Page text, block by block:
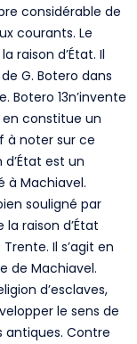
considérable de
courants. Le
raison d’État. Il
G. Botero dans
Botero 13n’invente
en constitue un
à noter sur ce
est un
à Machiavel.
souligné par
raison d’État
Il s’agit en
de Machiavel.
d’esclaves,
le sens de
antiques. Contre